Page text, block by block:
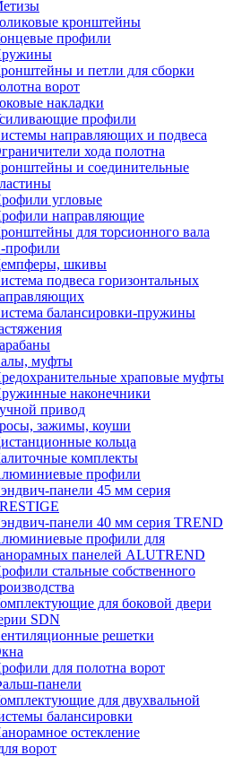
кронштейны
профили
и петли для сборки
ворот
накладки
профили
направляющих и подвеса
хода полотна
и соединительные
угловые
направляющие
для торсионного вала
профили
шкивы
подвеса горизонтальных
балансировки-пружины
муфты
храповые муфты
наконечники
привод
зажимы, коуши
кольца
комплекты
профили
панели 45 мм серия
панели 40 мм серия TREND
профили для
панелей ALUTREND
стальные собственного
для боковой двери
SDN
решетки
для полотна ворот
панели
для двухвальной
балансировки
остекление
ворот